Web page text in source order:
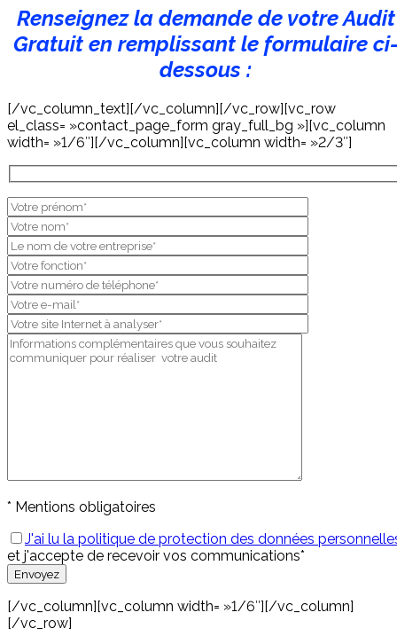
Renseignez la demande de votre Audit
Gratuit en remplissant le formulaire
dessous :
[/vc_column_text][/vc_column][/vc_row][vc_row
el_class= »contact_page_form gray_full_bg »][vc_column
width= »1/6″][/vc_column][vc_column width= »2/3″]
* Mentions obligatoires
J'ai lu la politique de protection des données
et j'accepte de recevoir vos communications*
[/vc_column][vc_column width= »1/6″][/vc_column]
[/vc_row]